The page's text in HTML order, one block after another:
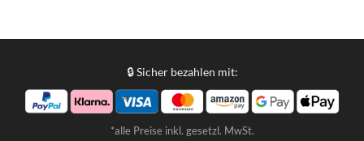
🔒 Sicher bezahlen mit:
*alle Preise inkl. gesetzl. MwSt.